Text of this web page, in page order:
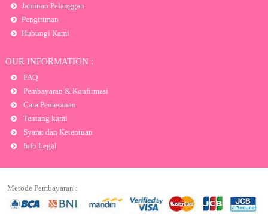
Jaminan Pelanggan
Pengiriman
Hubungi Kami
OUR INFORMATION :
FAQ
Pembayaran & Konfirmasi
Cara Pemesanan
Tentang kami
Syarat dan Ketentuan
Info Legal
Metode Pembayaran :